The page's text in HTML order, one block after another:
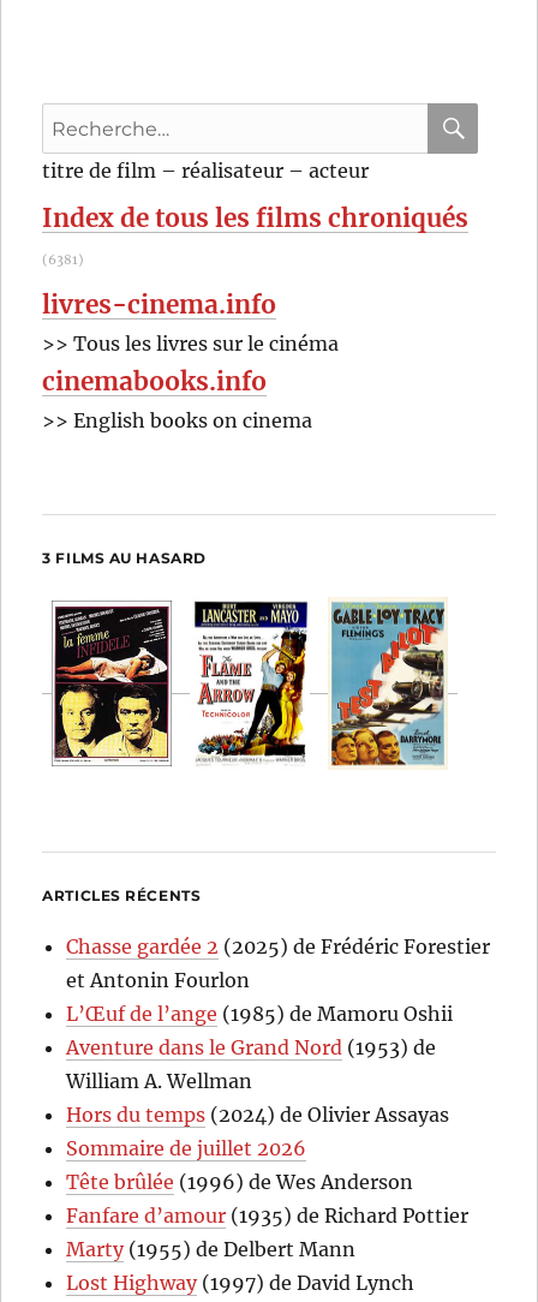
George
Recherche
pour
:
titre de film – réalisateur – acteur
Index de tous les films chroniqués
(6381)
livres-cinema.info
>> Tous les livres sur le cinéma
cinemabooks.info
>> English books on cinema
3 FILMS AU HASARD
ARTICLES RÉCENTS
Chasse gardée 2 (2025) de Frédéric Forestier
et Antonin Fourlon
L’Œuf de l’ange (1985) de Mamoru Oshii
Aventure dans le Grand Nord (1953) de
William A. Wellman
Hors du temps (2024) de Olivier Assayas
Sommaire de juillet 2026
Tête brûlée (1996) de Wes Anderson
Fanfare d’amour (1935) de Richard Pottier
Marty(1955) de Delbert Mann
Lost Highway(1997) de David Lynch